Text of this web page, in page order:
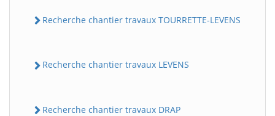
Recherche chantier travaux TOURRETTE-LEVENS
Recherche chantier travaux LEVENS
Recherche chantier travaux DRAP